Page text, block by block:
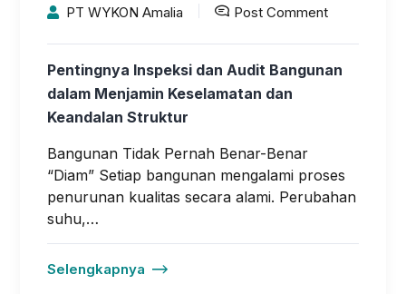
PT WYKON Amalia Post Comment
Pentingnya Inspeksi dan Audit Bangunan
dalam Menjamin Keselamatan dan
Keandalan Struktur
Bangunan Tidak Pernah Benar-Benar
“Diam” Setiap bangunan mengalami proses
penurunan kualitas secara alami. Perubahan
suhu,…
Selengkapnya